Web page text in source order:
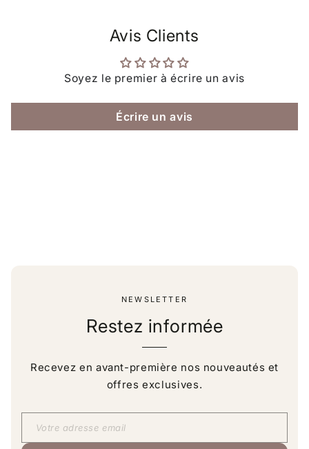
Avis Clients
Soyez le premier à écrire un avis
Écrire un avis
NEWSLETTER
Restez informée
Recevez en avant-première nos nouveautés et
offres exclusives.